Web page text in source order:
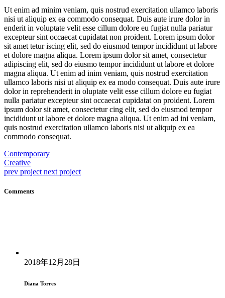
Ut enim ad minim veniam, quis nostrud exercitation ullamco laboris
nisi ut aliquip ex ea commodo consequat. Duis aute irure dolor in
enderit in voluptate velit esse cillum dolore eu fugiat nulla pariatur
excepteur sint occaecat cupidatat non proident. Lorem ipsum dolor
sit amet tetur iscing elit, sed do eiusmod tempor incididunt ut labore
et dolore magna aliqua. Lorem ipsum dolor sit amet, consectetur
adipiscing elit, sed do eiusmo tempor incididunt ut labore et dolore
magna aliqua. Ut enim ad inim veniam, quis nostrud exercitation
ullamco laboris nisi ut aliquip ex ea modo consequat. Duis aute irure
dolor in reprehenderit in oluptate velit esse cillum dolore eu fugiat
nulla pariatur excepteur sint occaecat cupidatat on proident. Lorem
ipsum dolor sit amet, consectetur cing elit, sed do eiusmod tempor
incididunt ut labore et dolore magna aliqua. Ut enim ad ini veniam,
quis nostrud exercitation ullamco laboris nisi ut aliquip ex ea
commodo consequat.
Contemporary
Creative
prev project next project
Comments
2018年12月28日
Diana Torres